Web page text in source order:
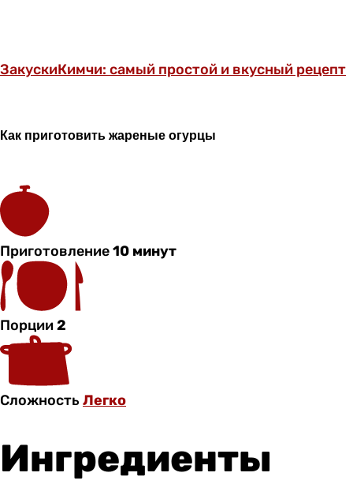
ЗакускиКимчи: самый простой и вкусный рецепт
Как приготовить жареные огурцы
Приготовление10 минут
Порции2
Сложность Легко
Ингредиенты